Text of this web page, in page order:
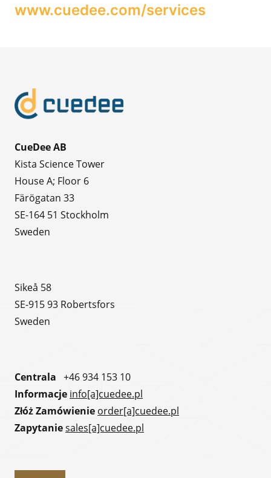
www.cuedee.com/services
CueDee AB
Kista Science Tower
House A; Floor 6
Färögatan 33
SE-164 51 Stockholm
Sweden
Sikeå 58
SE-915 93 Robertsfors
Sweden
Centrala +46 934 153 10
Informacje info[a]cuedee.pl
Złóż Zamówienie order[a]cuedee.pl
Zapytaniesales[a]cuedee.pl